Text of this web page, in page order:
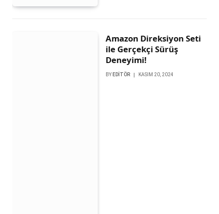
Amazon Direksiyon Seti
ile Gerçekçi Sürüş
Deneyimi!
BY EDITÖR KASIM 20, 2024